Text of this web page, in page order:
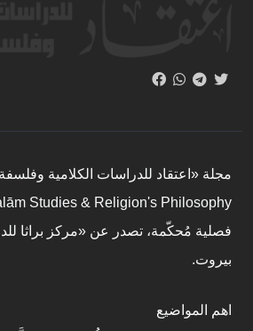
فصلية مُحكّمة، تصدر عن «مركز براثا
بيروت.
اهم المواضيع